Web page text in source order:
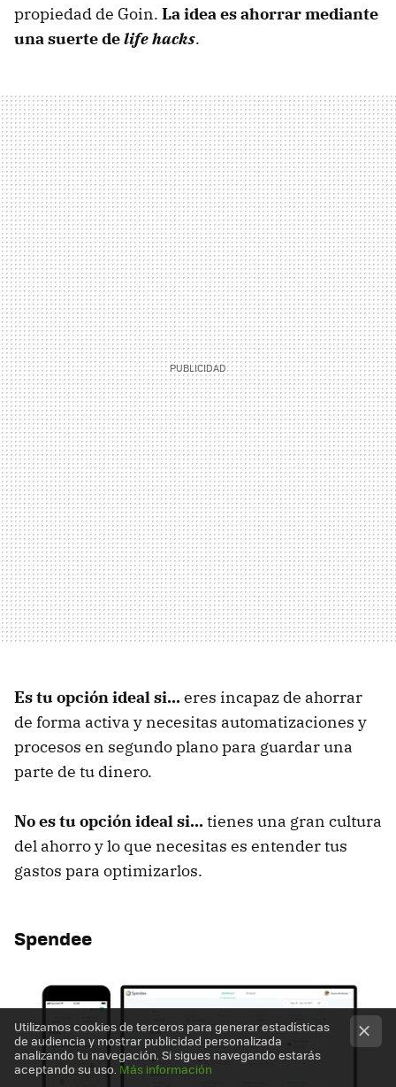
propiedad de Goin. La idea es ahorrar mediante
una suerte delife hacks.
Es tu opción ideal si...eres incapaz de ahorrar
de forma activa y necesitas automatizaciones y
procesos en segundo plano para guardar una
parte de tu dinero.
No es tu opción ideal si...tienes una gran cultura
del ahorro y lo que necesitas es entender tus
gastos para optimizarlos.
Spendee
Utilizamos cookies de terceros para generar estadísticas
de audiencia y mostrar publicidad personalizada
analizando tu navegación. Si sigues navegando estarás
aceptando su uso. Más información